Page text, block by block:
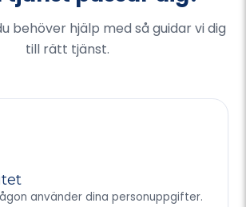
behöver hjälp med så guidar vi dig
till rätt tjänst.
använder dina personuppgifter.